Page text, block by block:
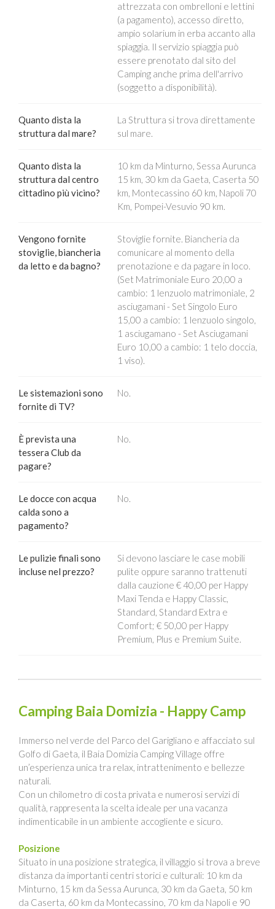
attrezzata con ombrelloni e lettini
(a pagamento), accesso diretto,
ampio solarium in erba accanto alla
spiaggia. Il servizio spiaggia può
essere prenotato dal sito del
Camping anche prima dell'arrivo
(soggetto a disponibilità).
Quanto dista la
struttura dal mare?
La Struttura si trova direttamente
sul mare.
Quanto dista la
struttura dal centro
cittadino più vicino?
10 km da Minturno, Sessa Aurunca
15 km, 30 km da Gaeta, Caserta 50
km, Montecassino 60 km, Napoli 70
Km, Pompei-Vesuvio 90 km.
Vengono fornite
stoviglie, biancheria
da letto e da bagno?
Stoviglie fornite. Biancheria da
comunicare al momento della
prenotazione e da pagare in loco.
(Set Matrimoniale Euro 20,00 a
cambio: 1 lenzuolo matrimoniale, 2
asciugamani - Set Singolo Euro
15,00 a cambio: 1 lenzuolo singolo,
1 asciugamano - Set Asciugamani
Euro 10,00 a cambio: 1 telo doccia,
1 viso).
Le sistemazioni sono
fornite di TV?
No.
È prevista una
tessera Club da
pagare?
No.
Le docce con acqua
calda sono a
pagamento?
No.
Le pulizie finali sono
incluse nel prezzo?
Si devono lasciare le case mobili
pulite oppure saranno trattenuti
dalla cauzione € 40,00 per Happy
Maxi Tenda e Happy Classic,
Standard, Standard Extra e
Comfort; € 50,00 per Happy
Premium, Plus e Premium Suite.
Camping Baia Domizia - Happy Camp
Immerso nel verde del Parco del Garigliano e affacciato sul
Golfo di Gaeta, il Baia Domizia Camping Village offre
un’esperienza unica tra relax, intrattenimento e bellezze
naturali.
Con un chilometro di costa privata e numerosi servizi di
qualità, rappresenta la scelta ideale per una vacanza
indimenticabile in un ambiente accogliente e sicuro.
Posizione
Situato in una posizione strategica, il villaggio si trova a breve
distanza da importanti centri storici e culturali: 10 km da
Minturno, 15 km da Sessa Aurunca, 30 km da Gaeta, 50 km
da Caserta, 60 km da Montecassino, 70 km da Napoli e 90